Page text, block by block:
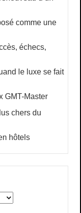
comme une
échecs,
le luxe se fait
GMT-Master
chers du
hôtels